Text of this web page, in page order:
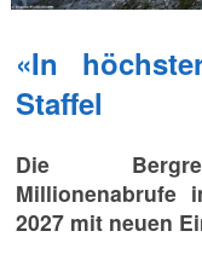
«In
Staffel
Die
Millionenabrufe
2027 mit neuen